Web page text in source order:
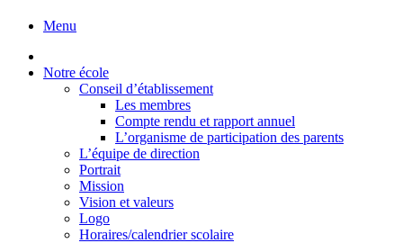
Menu
Notre école
Conseil d’établissement
Les membres
Compte rendu et rapport annuel
L’organisme de participation des parents
L’équipe de direction
Portrait
Mission
Vision et valeurs
Logo
Horaires/calendrier scolaire